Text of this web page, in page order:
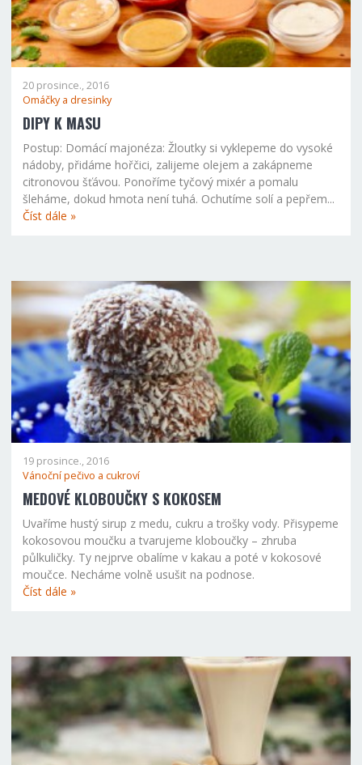
20 prosince., 2016
Omáčky a dresinky
DIPY K MASU
Postup: Domácí majonéza: Žloutky si vyklepeme do vysoké
nádoby, přidáme hořčici, zalijeme olejem a zakápneme
citronovou šťávou. Ponoříme tyčový mixér a pomalu
šleháme, dokud hmota není tuhá. Ochutíme solí a pepřem...
Číst dále »
19 prosince., 2016
Vánoční pečivo a cukroví
MEDOVÉ KLOBOUČKY S KOKOSEM
Uvaříme hustý sirup z medu, cukru a trošky vody. Přisypeme
kokosovou moučku a tvarujeme kloboučky – zhruba
půlkuličky. Ty nejprve obalíme v kakau a poté v kokosové
moučce. Necháme volně usušit na podnose.
Číst dále »